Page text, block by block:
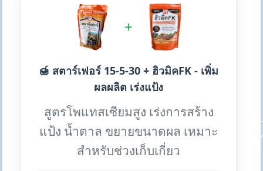
+
🍯 สตาร์เฟอร์ 15-5-30 + ฮิวมิคFK - เพิ่ม
ผลผลิต เร่งแป้ง
สูตรโพแทสเซียมสูง เร่งการสร้าง
แป้ง น้ำตาล ขยายขนาดผล เหมาะ
สำหรับช่วงเก็บเกี่ยว